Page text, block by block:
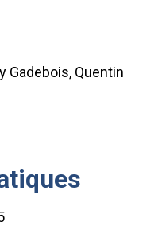
Gadebois, Quentin